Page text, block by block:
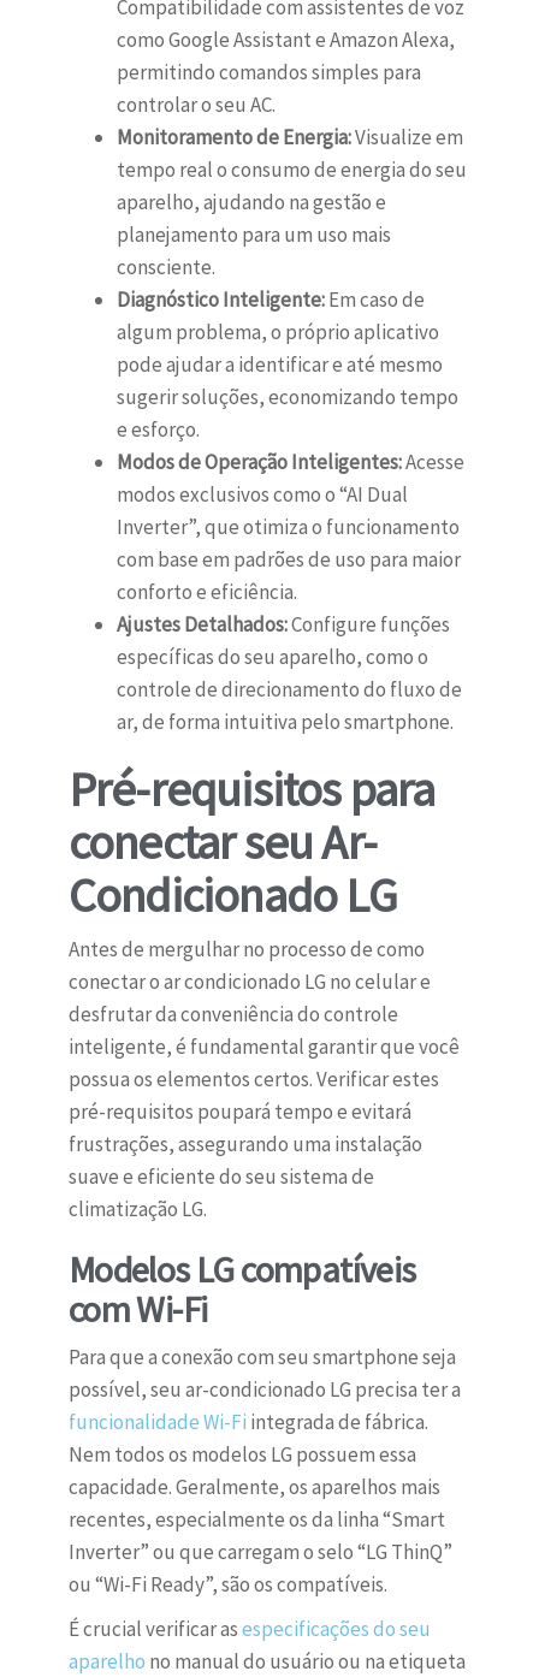
Compatibilidade com assistentes de voz
como Google Assistant e Amazon Alexa,
permitindo comandos simples para
controlar o seu AC.
Monitoramento de Energia:Visualize em
tempo real o consumo de energia do seu
aparelho, ajudando na gestão e
planejamento para um uso mais
consciente.
Diagnóstico Inteligente:Em caso de
algum problema, o próprio aplicativo
pode ajudar a identificar e até mesmo
sugerir soluções, economizando tempo
e esforço.
Modos de Operação Inteligentes:Acesse
modos exclusivos como o “AI Dual
Inverter”, que otimiza o funcionamento
com base em padrões de uso para maior
conforto e eficiência.
Ajustes Detalhados:Configure funções
específicas do seu aparelho, como o
controle de direcionamento do fluxo de
ar, de forma intuitiva pelo smartphone.
Pré-requisitos para
conectar seu Ar-
Condicionado LG
Antes de mergulhar no processo de como
conectar o ar condicionado LG no celular e
desfrutar da conveniência do controle
inteligente, é fundamental garantir que você
possua os elementos certos. Verificar estes
pré-requisitos poupará tempo e evitará
frustrações, assegurando uma instalação
suave e eficiente do seu sistema de
climatização LG.
Modelos LG compatíveis
com Wi-Fi
Para que a conexão com seu smartphone seja
possível, seu ar-condicionado LG precisa ter a
funcionalidade Wi-Fi integrada de fábrica.
Nem todos os modelos LG possuem essa
capacidade. Geralmente, os aparelhos mais
recentes, especialmente os da linha “Smart
Inverter” ou que carregam o selo “LG ThinQ”
ou “Wi-Fi Ready”, são os compatíveis.
É crucial verificar asespecificações do seu
aparelho no manual do usuário ou na etiqueta